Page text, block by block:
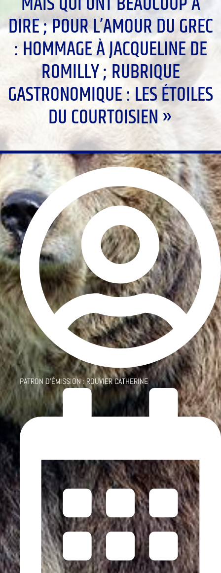
DIRE ; POUR L’AMOUR DU GREC
: HOMMAGE À JACQUELINE DE
ROMILLY ; RUBRIQUE
GASTRONOMIQUE : LES ÉTOILES
DU COURTOISIEN »
PATRON D'ÉMISSION :ROUVIER CATHERINE